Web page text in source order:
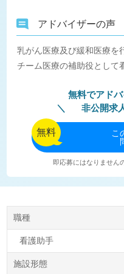
アドバイザーの声
乳がん医療及び緩和医療を
チーム医療の補助役として
無料でアドバ
非公開求
無料 こ
即応募にはなりません
職種
看護助手
施設形態